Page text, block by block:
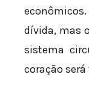
dívida, mas
sistema
coração